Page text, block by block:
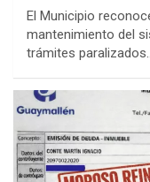
El Municipio
mantenimiento del
trámites